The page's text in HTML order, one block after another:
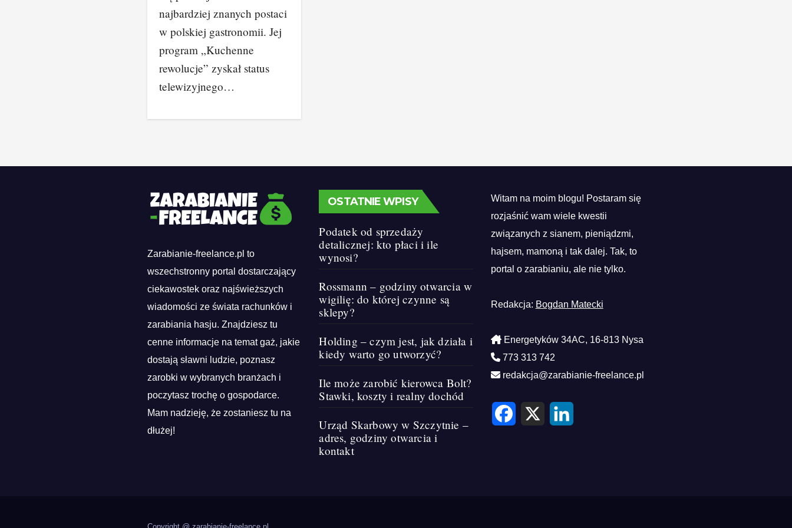
najbardziej znanych postaci
w polskiej gastronomii. Jej
program „Kuchenne
rewolucje” zyskał status
telewizyjnego…
Zarabianie-freelance.pl to
wszechstronny portal dostarczający
ciekawostek oraz najświeższych
wiadomości ze świata rachunków i
zarabiania hasju. Znajdziesz tu
cenne informacje na temat gaż, jakie
dostają sławni ludzie, poznasz
zarobki w wybranych branżach i
poczytasz trochę o gospodarce.
Mam nadzieję, że zostaniesz tu na
dłużej!
OSTATNIE WPISY
Podatek od sprzedaży
detalicznej: kto płaci i ile
wynosi?
Rossmann – godziny otwarcia w
wigilię: do której czynne są
sklepy?
Holding – czym jest, jak działa i
kiedy warto go utworzyć?
Ile może zarobić kierowca Bolt?
Stawki, koszty i realny dochód
Urząd Skarbowy w Szczytnie –
adres, godziny otwarcia i
kontakt
Witam na moim blogu! Postaram się
rozjaśnić wam wiele kwestii
związanych z sianem, pieniądzmi,
hajsem, mamoną i tak dalej. Tak, to
portal o zarabianiu, ale nie tylko.
Redakcja: Bogdan Matecki
Energetyków 34AC, 16-813 Nysa
773 313 742
redakcja@zarabianie-freelance.pl
F
c
X
L
n